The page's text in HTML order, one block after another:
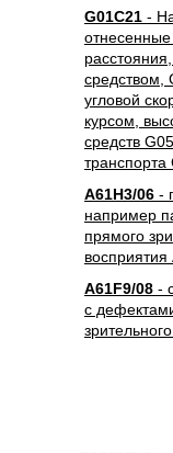
G01C21 -
средством,
угловой
курсом,
средств
транспорта
A61H3/06 -
например
прямого
A61F9/08 -
с